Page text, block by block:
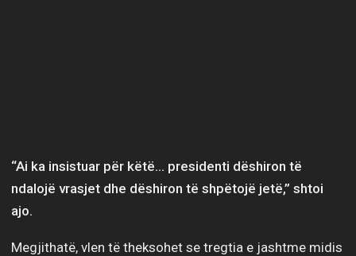
“Ai ka insistuar për këtë… presidenti dëshiron të
ndalojë vrasjet dhe dëshiron të shpëtojë jetë,” shtoi
ajo.
Megjithatë, vlen të theksohet se tregtia e jashtme midis